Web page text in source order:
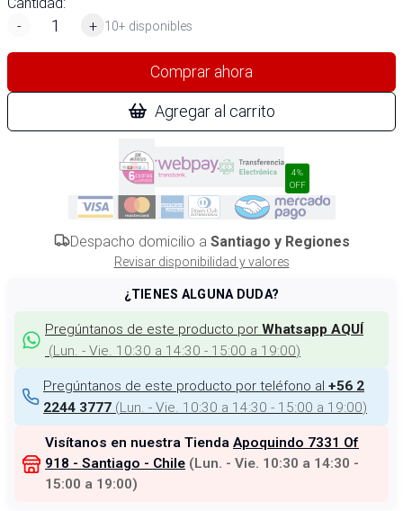
-
+ 10+ disponibles
Comprar ahora
Agregar al carrito
4%
OFF
Despacho domicilio a Santiago y Regiones
Revisar disponibilidad y valores
¿TIENES ALGUNA DUDA?
Pregúntanos de este producto por Whatsapp AQUÍ
(Lun. - Vie. 10:30 a 14:30 - 15:00 a 19:00)
Pregúntanos de este producto por teléfono al +56 2
2244 3777 (Lun. - Vie. 10:30 a 14:30 - 15:00 a 19:00)
Visítanos en nuestra Tienda Apoquindo 7331 Of
918 - Santiago - Chile (Lun. - Vie. 10:30 a 14:30 -
15:00 a 19:00)